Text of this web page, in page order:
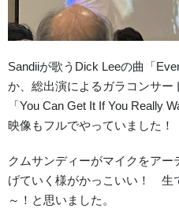
Sandiiが歌うDick Leeの曲「
か、総出演によるガラコンサー
「You Can Get It If You Really
映像もフルでやっていました！
クムサンディーがマイクをア
げていく様がかっこいい！ 生
～！と思いました。